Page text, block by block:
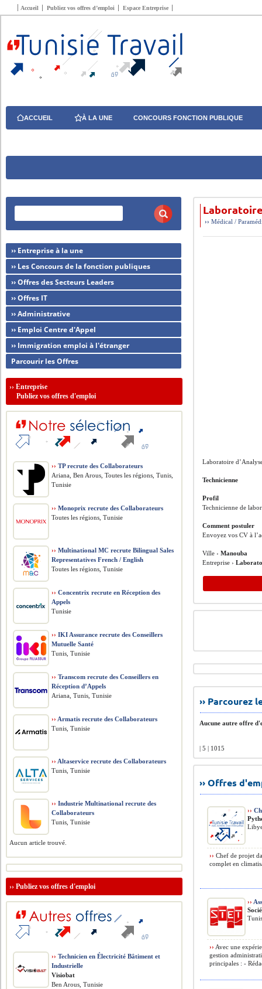
Accueil Publiez vos offres d’emploi Espace Entreprise
ACCUEIL À LA UNE CONCOURS FONCTION PUBLIQUE
››Médical /
Laboratoire
Technicienne
Profil
Technicienne de
Comment postuler
Envoyez vos CV à
Ville ›Manouba
Entreprise ›
››
Aucune autre offre
| 5 | 1015
›› Offres
››
›› Chef de projet
complet en
››
›› Avec une
gestion
principales : -
›› Entreprise à la une
›› Les Concours de la fonction publiques
›› Offres des Secteurs Leaders
›› Offres IT
›› Administrative
›› Emploi Centre d'Appel
›› Immigration emploi à l'étranger
Parcourir les Offres
››Entreprise
Publiez vos offres d'emploi
›› TP recrute des Collaborateurs
Ariana, Ben Arous, Toutes les régions, Tunis,
Tunisie
›› Monoprix recrute des Collaborateurs
Toutes les régions, Tunisie
›› Multinational MC recrute Bilingual Sales
Representatives French / English
Toutes les régions, Tunisie
›› Concentrix recrute en Réception des
Appels
Tunisie
›› IKI Assurance recrute des Conseillers
Mutuelle Santé
Tunis, Tunisie
›› Transcom recrute des Conseillers en
Réception d’Appels
Ariana, Tunis, Tunisie
›› Armatis recrute des Collaborateurs
Tunis, Tunisie
›› Altaservice recrute des Collaborateurs
Tunis, Tunisie
›› Industrie Multinational recrute des
Collaborateurs
Tunis, Tunisie
Aucun article trouvé.
››Publiez vos offres d'emploi
›› Technicien en Électricité Bâtiment et
Industrielle
Visiobat
Ben Arous, Tunisie